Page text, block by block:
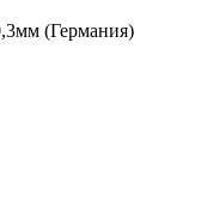
(Германия)